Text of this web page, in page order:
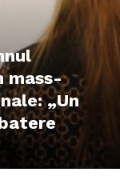
mass-
„Un